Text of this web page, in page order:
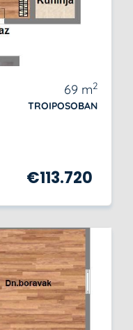
69 m2
TROIPOSOBAN
€113.720